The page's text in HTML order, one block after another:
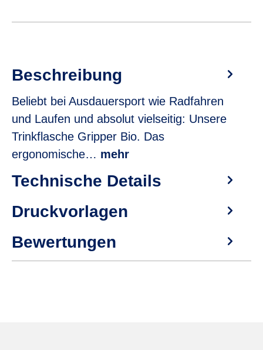
Beschreibung
Beliebt bei Ausdauersport wie Radfahren
und Laufen und absolut vielseitig: Unsere
Trinkflasche Gripper Bio. Das
ergonomische… mehr
Technische Details
Druckvorlagen
Bewertungen